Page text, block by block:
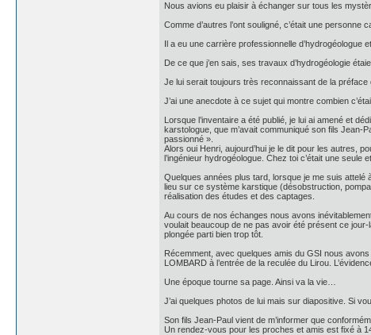
Nous avions eu plaisir à échanger sur tous les
Comme d’autres l’ont souligné, c’était une
Il a eu une carrière professionnelle d’hydrogéologue
De ce que j’en sais, ses travaux d’hydrogéologie
Je lui serait toujours très reconnaissant de la préface
J’ai une anecdote à ce sujet qui montre combien
Lorsque l’inventaire a été publié, je lui ai amené et
karstologue, que m’avait communiqué son fils Jean-
passionné ».
Alors oui Henri, aujourd’hui je le dit pour les autres,
l’ingénieur hydrogéologue. Chez toi c’était une seule
Quelques années plus tard, lorsque je me suis
lieu sur ce système karstique (désobstruction,
réalisation des études et des captages.
Au cours de nos échanges nous avons
voulait beaucoup de ne pas avoir été présent ce
plongée parti bien trop tôt.
Récemment, avec quelques amis du GSI nous
LOMBARD à l’entrée de la reculée du Lirou.
Une époque tourne sa page. Ainsi va la vie…
J’ai quelques photos de lui mais sur diapositive. Si
Son fils Jean-Paul vient de m’informer que
Un rendez-vous pour les proches et amis est fixé à